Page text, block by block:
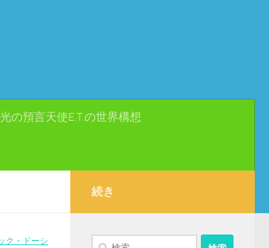
光の預言天使E.T.の世界構想
ク・ドーシ
続き
検